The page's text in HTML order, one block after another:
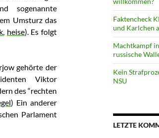
sogenannte
Umsturz das
, heise). Es folgt
gehörte der
Viktor
des “rechten
) Ein anderer
Parlament
Faktencheck
und Karlchen
Machtkampf
russische
Kein
NSU
LETZTE